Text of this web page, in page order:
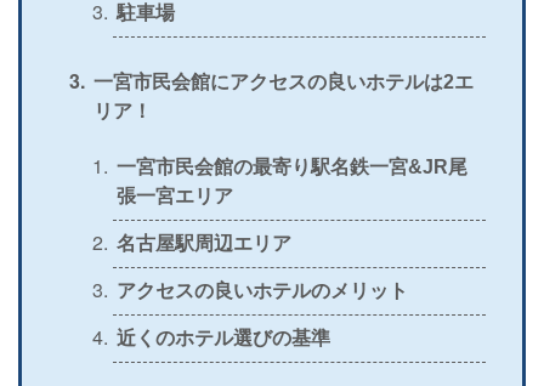
＞公式
＞公式 × 〇 ×
＞ 公式
＞公式 〇 〇 × 〇
＞公式 × 〇 ×
×
＞公式 〇 × 〇 ×
駐車場
一宮市民会館にアクセスの良いホテルは2エ
リア！
一宮市民会館の最寄り駅名鉄一宮&JR尾
張一宮エリア
名古屋駅周辺エリア
アクセスの良いホテルのメリット
近くのホテル選びの基準